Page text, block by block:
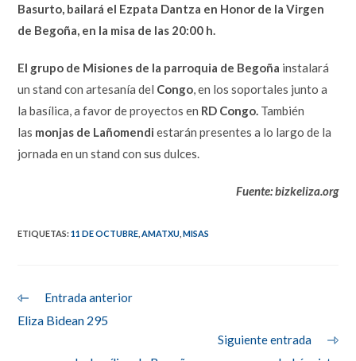
Basurto, bailará el Ezpata Dantza en Honor de la Virgen
de Begoña, en la misa de las 20:00 h.
El grupo de Misiones de la parroquia de Begoña instalará
un stand con artesanía del Congo, en los soportales junto a
la basílica, a favor de proyectos en RD Congo. También
las monjas de Lañomendiestarán presentes a lo largo de la
jornada en un stand con sus dulces.
Fuente: bizkeliza.org
ETIQUETAS:11 DE OCTUBRE AMATXU MISAS
Leer
artículos
Entrada anterior
Eliza Bidean 295
Siguiente entrada